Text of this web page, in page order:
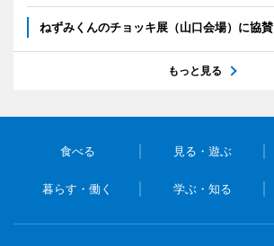
ねずみくんのチョッキ展（山口会場）に協賛
もっと見る
食べる 見る・遊ぶ
暮らす・働く 学ぶ・知る